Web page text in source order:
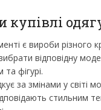
купівлі
є вироби різного
відповідну
фігурі.
за змінами у світі
стильним